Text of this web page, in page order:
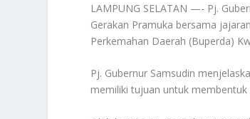
LAMPUNG SELATAN —- Pj.
Gerakan Pramuka bersama
Perkemahan Daerah (Buperda)
Pj. Gubernur Samsudin
memiliki tujuan untuk